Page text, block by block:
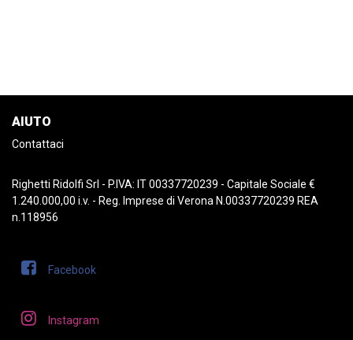
AIUTO
Contattaci
Righetti Ridolfi Srl - P.IVA: IT 00337720239 - Capitale Sociale €
1.240.000,00 i.v. - Reg. Imprese di Verona N.00337720239 REA
n.118956
Facebook
Instagram